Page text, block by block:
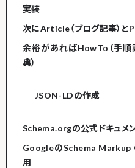
実装
次にArticle（ブログ記事）と
余裕があればHowTo（手順
典）
JSON-LDの作成
Schema.orgの公式ドキュメ
GoogleのSchema
用